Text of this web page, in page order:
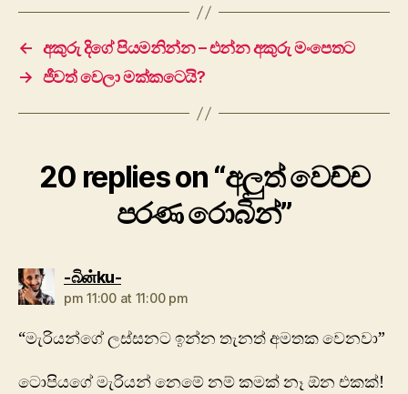
← අකුරු දිගේ පියමනින්න – එන්න අකුරු මංපෙතට
→ ජීවත් වෙලා මක්කටෙයි?
20 replies on “අලුත් වෙච්ච
පරණ රොබින්”
-බිன்ku-says:
pm 11:00 at 11:00 pm
“මැරියන්ගේ ලස්සනට ඉන්න තැනත් අමතක වෙනවා”
ටොපියගේ මැරියන් නෙමේ නම් කමක් නෑ ඕන එකක්!